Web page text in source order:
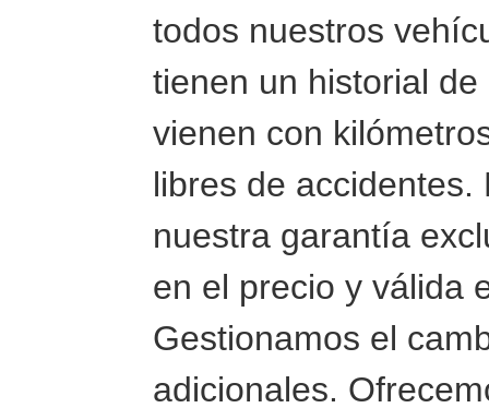
todos nuestros
tienen un historial
vienen con
libres de
nuestra garantía
en el precio y válida
Gestionamos el
adicionales.